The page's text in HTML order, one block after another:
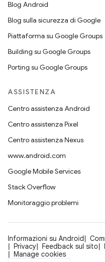
Blog Android
Blog sulla sicurezza di Google
Piattaforma su Google Groups
Building su Google Groups
Porting su Google Groups
ASSISTENZA
Centro assistenza Android
Centro assistenza Pixel
Centro assistenza Nexus
www.android.com
Google Mobile Services
Stack Overflow
Monitoraggio problemi
Informazioni su Android
Privacy
Feedback sul sito
Manage cookies